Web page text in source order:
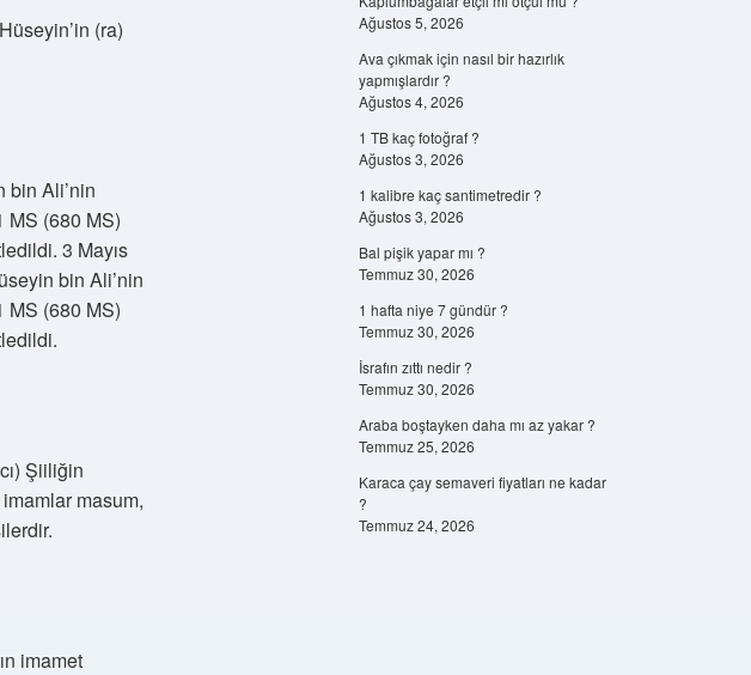
(ra)
bin Ali’nin
MS (680 MS)
3 Mayıs
bin Ali’nin
MS (680 MS)
Şiiliğin
masum,
imamet
Ağustos 5, 2026
Ava çıkmak için nasıl bir hazırlık
yapmışlardır ?
Ağustos 4, 2026
1 TB kaç fotoğraf ?
Ağustos 3, 2026
1 kalibre kaç santimetredir ?
Ağustos 3, 2026
Bal pişik yapar mı ?
Temmuz 30, 2026
1 hafta niye 7 gündür ?
Temmuz 30, 2026
İsrafın zıttı nedir ?
Temmuz 30, 2026
Araba boştayken daha mı az yakar ?
Temmuz 25, 2026
Karaca çay semaveri fiyatları ne kadar
?
Temmuz 24, 2026